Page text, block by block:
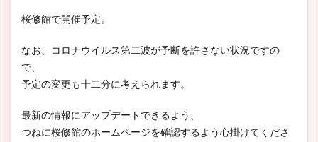
桜修館で開催予定。
なお、コロナウイルス第二波が予断を許さない状況ですの
で、
予定の変更も十二分に考えられます。
最新の情報にアップデートできるよう、
つねに桜修館のホームページを確認するよう心掛けてくださ